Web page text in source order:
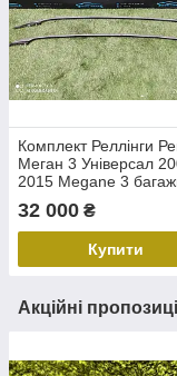
Комплект Реллінги
Меган 3 Універсал
2015 Megane 3
32 000 ₴
Купити
Акційні